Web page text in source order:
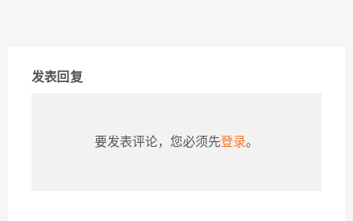
发表回复
要发表评论，您必须先登录。